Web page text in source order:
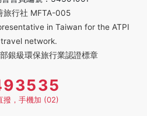
旅行社 MFTA-005
in Taiwan for the ATPI
network.
銀級環保旅行業認證標章
撥，手機加 (02)